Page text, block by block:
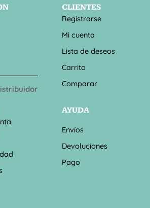
CLIENTES
Registrarse
Mi cuenta
Lista de deseos
Carrito
Comparar
AYUDA
Envíos
Devoluciones
Pago